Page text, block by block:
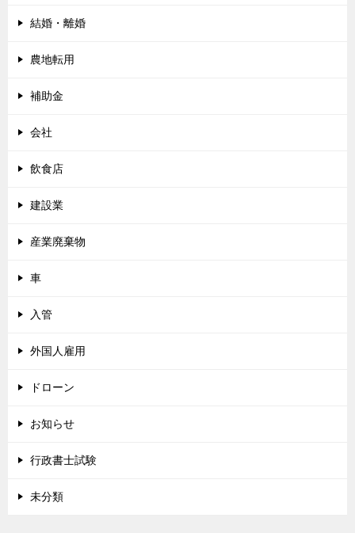
結婚・離婚
農地転用
補助金
会社
飲食店
建設業
産業廃棄物
車
入管
外国人雇用
ドローン
お知らせ
行政書士試験
未分類